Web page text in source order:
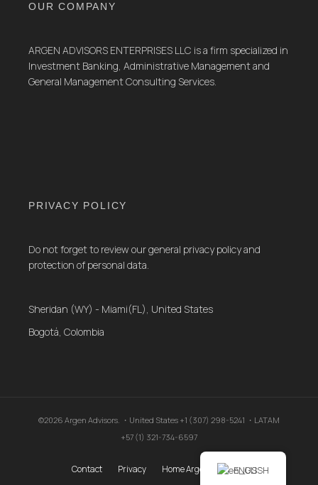
OUR COMPANY
ARGEN ADVISORS ENTERPRISES LLC is a firm specialized in
Investment Banking, Administrative Management and
General Management Consulting Services.
PRIVACY POLICY
Do not forget to review our general privacy policy and
protection of personal data.
Sheridan (WY) - Miami(FL), United States
Bogotá, Colombia
©2026 Argen Advisors. ・United States +1 (307) 298-5241 ・LATAM
+57 (1) 321-734-6597
Contact Privacy Home Argen Advisors .ENGLISH